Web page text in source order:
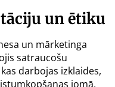
un ētiku
un mārketinga
satraucošu
darbojas izklaides,
jomā,